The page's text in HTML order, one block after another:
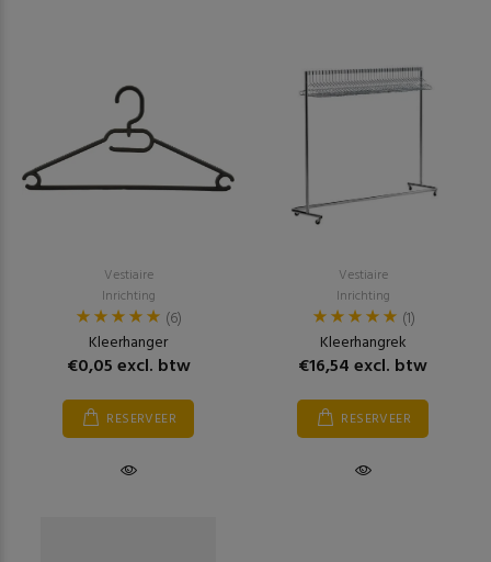
Vestiaire
Inrichting
(6)
Kleerhanger
€0,05 excl. btw
RESERVEER
Vestiaire
Inrichting
(1)
Kleerhangrek
€16,54 excl. btw
RESERVEER